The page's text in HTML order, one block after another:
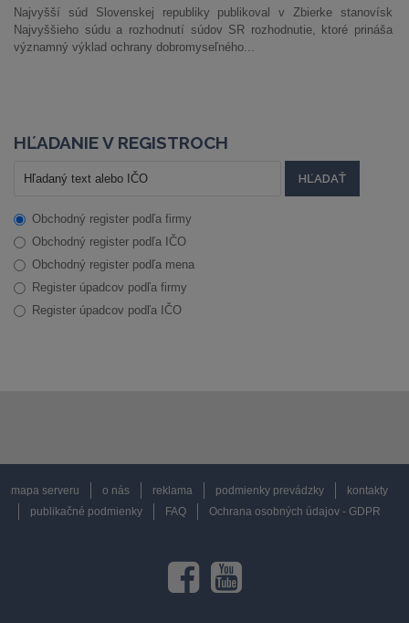
Najvyšší súd Slovenskej republiky publikoval v Zbierke stanovísk
Najvyššieho súdu a rozhodnutí súdov SR rozhodnutie, ktoré prináša
významný výklad ochrany dobromyseľného...
HĽADANIE V REGISTROCH
Obchodný register podľa firmy
Obchodný register podľa IČO
Obchodný register podľa mena
Register úpadcov podľa firmy
Register úpadcov podľa IČO
mapa serveru o nás reklama podmienky prevádzky
kontakty
publikačné podmienky
FAQ Ochrana osobných údajov - GDPR